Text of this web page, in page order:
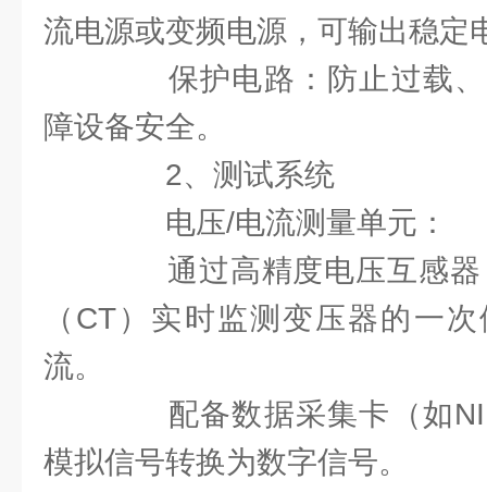
流电源或变频电源，可输出稳定
保护电路：防止过载、
障设备安全。
2、测试系统
电压/电流测量单元：
通过高精度电压互感器
（CT）实时监测变压器的一
流。
配备数据采集卡（如NI
模拟信号转换为数字信号。